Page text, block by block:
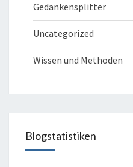
Gedankensplitter
Uncategorized
Wissen und Methoden
Blogstatistiken